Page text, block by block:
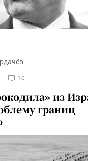
10
из
границ